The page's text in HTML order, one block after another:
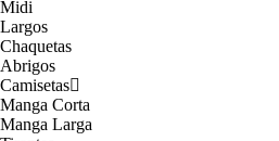
Midi
Largos
Chaquetas
Abrigos
Camisetas
Manga Corta
Manga Larga